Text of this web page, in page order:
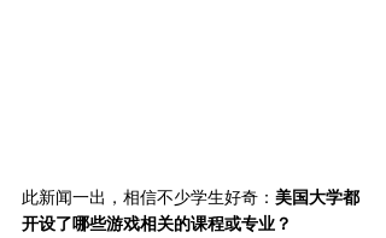
此新闻一出，相信不少学生好奇： 美国大学都
开设了哪些游戏相关的课程或专业？